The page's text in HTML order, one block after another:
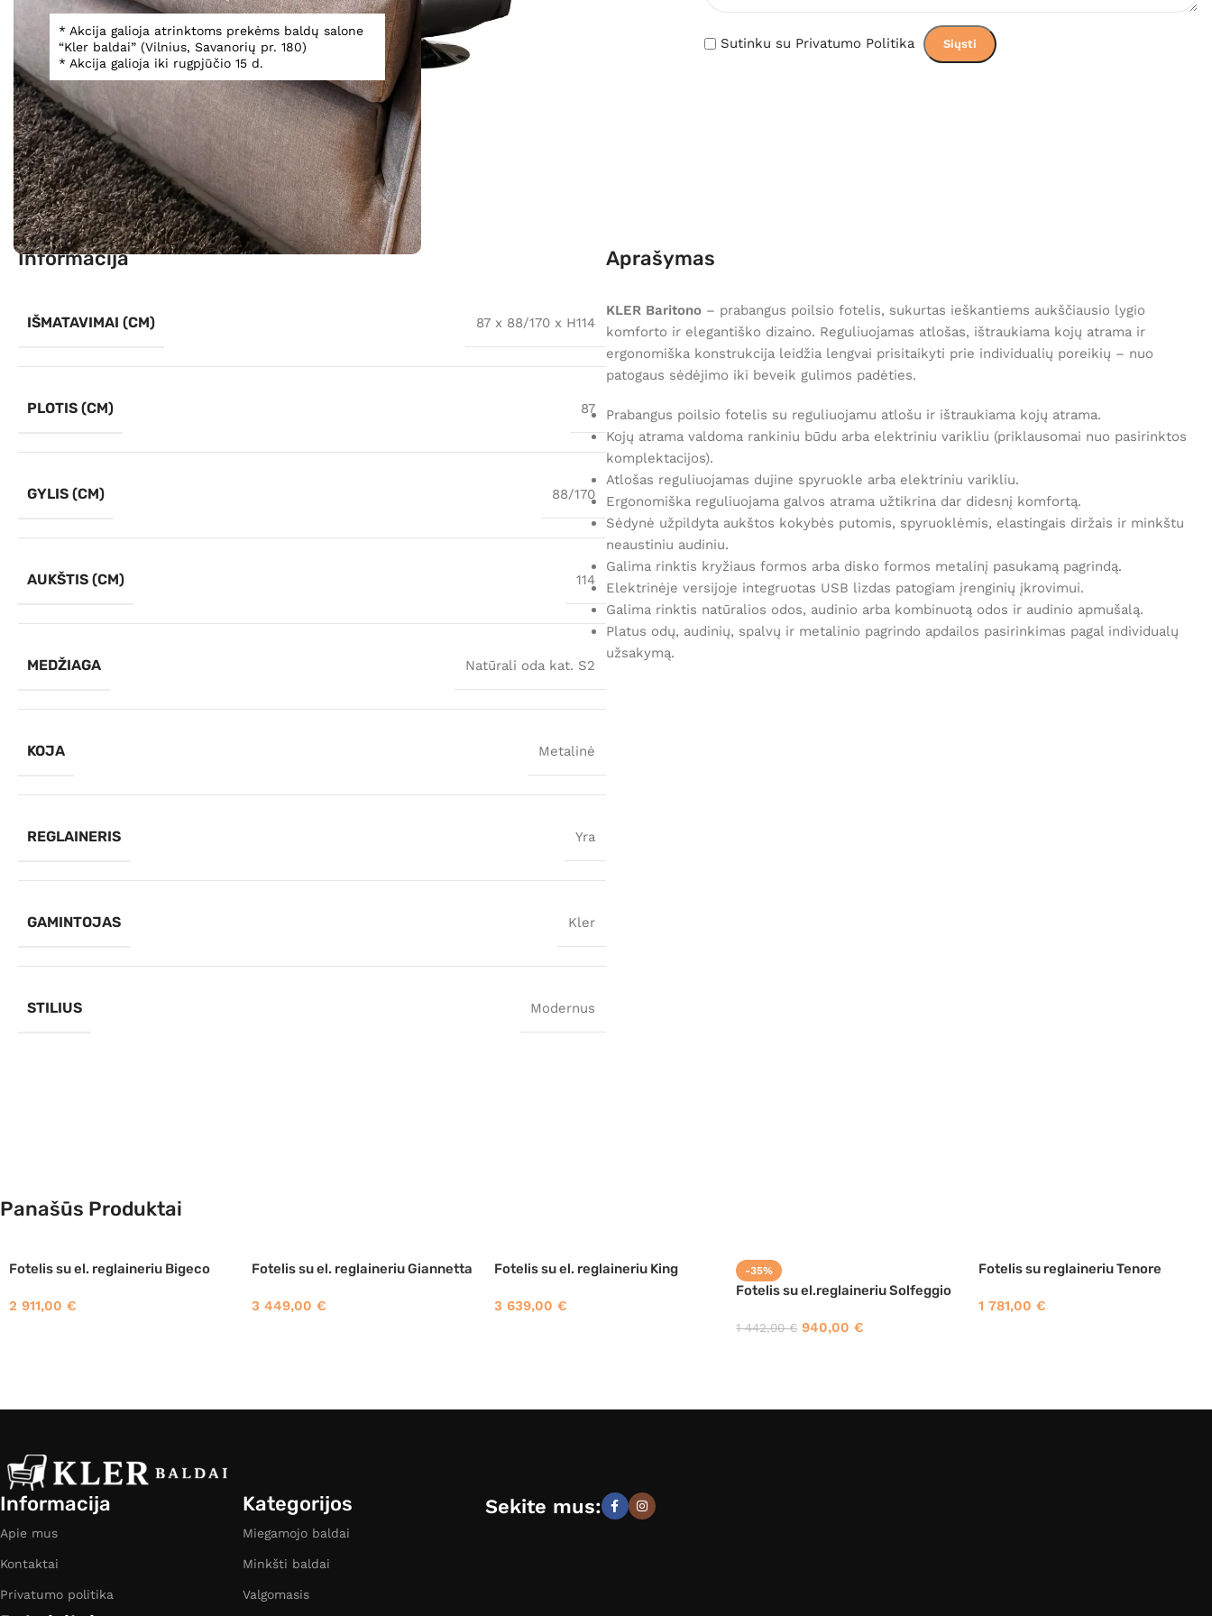
* Akcija galioja atrinktoms prekėms baldų salone
“Kler baldai” (Vilnius, Savanorių pr. 180)
* Akcija galioja iki rugpjūčio 15 d.
Spustelėkite, norėdami padidinti
Sutinku su Privatumo Politika
Informacija
IŠMATAVIMAI (CM) 87 x 88/170 x H114
PLOTIS (CM) 87
GYLIS (CM) 88/170
AUKŠTIS (CM) 114
MEDŽIAGA Natūrali oda kat. S2
KOJA Metalinė
REGLAINERIS Yra
GAMINTOJAS Kler
STILIUS Modernus
Aprašymas
KLER Baritono – prabangus poilsio fotelis, sukurtas ieškantiems aukščiausio lygio
komforto ir elegantiško dizaino. Reguliuojamas atlošas, ištraukiama kojų atrama ir
ergonomiška konstrukcija leidžia lengvai prisitaikyti prie individualių poreikių – nuo
patogaus sėdėjimo iki beveik gulimos padėties.
Prabangus poilsio fotelis su reguliuojamu atlošu ir ištraukiama kojų atrama.
Kojų atrama valdoma rankiniu būdu arba elektriniu varikliu (priklausomai nuo pasirinktos
komplektacijos).
Atlošas reguliuojamas dujine spyruokle arba elektriniu varikliu.
Ergonomiška reguliuojama galvos atrama užtikrina dar didesnį komfortą.
Sėdynė užpildyta aukštos kokybės putomis, spyruoklėmis, elastingais diržais ir minkštu
neaustiniu audiniu.
Galima rinktis kryžiaus formos arba disko formos metalinį pasukamą pagrindą.
Elektrinėje versijoje integruotas USB lizdas patogiam įrenginių įkrovimui.
Galima rinktis natūralios odos, audinio arba kombinuotą odos ir audinio apmušalą.
Platus odų, audinių, spalvų ir metalinio pagrindo apdailos pasirinkimas pagal individualų
užsakymą.
Panašūs Produktai
Fotelis su el. reglaineriu Bigeco
2 911,00 €
Fotelis su el. reglaineriu Giannetta
3 449,00 €
Fotelis su el. reglaineriu King
3 639,00 €
-35%
Fotelis su el.reglaineriu Solfeggio
1 442,00€ 940,00€
Fotelis su reglaineriu Tenore
1 781,00€
Informacija
Apie mus
Kontaktai
Privatumo politika
Kategorijos
Miegamojo baldai
Minkšti baldai
Valgomasis
Sekite mus: